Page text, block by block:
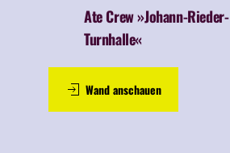
Ate Crew »Johann-Rieder-
Turnhalle«
Wand anschauen